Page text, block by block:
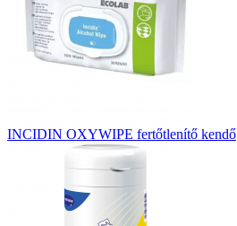
INCIDIN OXYWIPE fertőtlenítő kendő